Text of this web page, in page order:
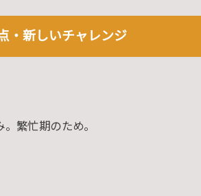
・新しいチャレンジ
繁忙期のため。